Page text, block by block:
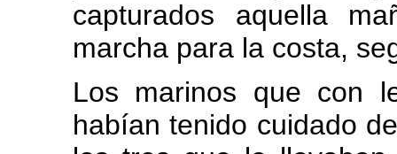
capturados aquella
marcha para la costa,
Los marinos que con
habían tenido cuidado